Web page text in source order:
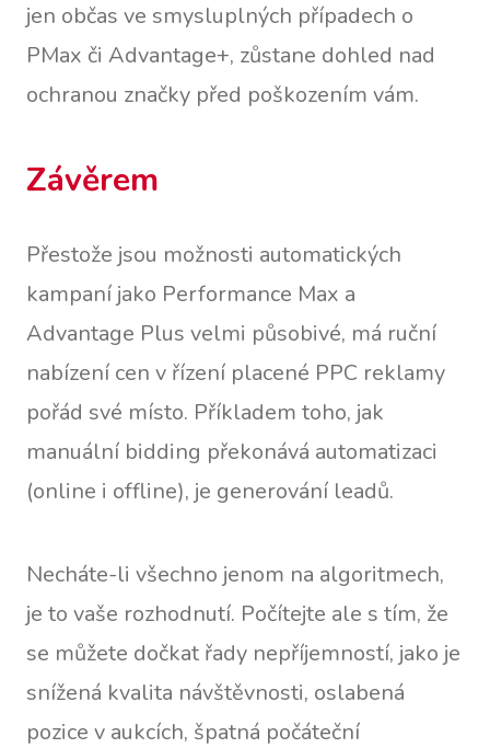
jen občas ve smysluplných případech o
PMax či Advantage+, zůstane dohled nad
ochranou značky před poškozením vám.
Závěrem
Přestože jsou možnosti automatických
kampaní jako Performance Max a
Advantage Plus velmi působivé, má ruční
nabízení cen v řízení placené PPC reklamy
pořád své místo. Příkladem toho, jak
manuální bidding překonává automatizaci
(online i offline), je generování leadů.
Necháte-li všechno jenom na algoritmech,
je to vaše rozhodnutí. Počítejte ale s tím, že
se můžete dočkat řady nepříjemností, jako je
snížená kvalita návštěvnosti, oslabená
pozice v aukcích, špatná počáteční